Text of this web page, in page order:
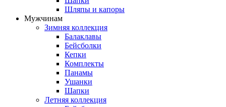
Шляпы и капоры
Мужчинам
Зимняя коллекция
Балаклавы
Бейсболки
Кепки
Комплекты
Панамы
Ушанки
Шапки
Летняя коллекция